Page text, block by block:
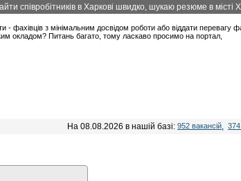
співробітників в Харкові швидко, шукаю резюме в місті
- фахівців з мінімальним досвідом роботи або віддати перевагу
окладом? Питань багато, тому ласкаво просимо на портал,
На 08.08.2026 в нашій базі: 952 вакансій,